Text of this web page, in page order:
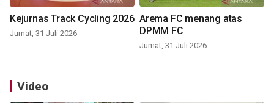
Kejurnas Track Cycling 2026
Jumat, 31 Juli 2026
Arema FC menang atas
DPMM FC
Jumat, 31 Juli 2026
Video